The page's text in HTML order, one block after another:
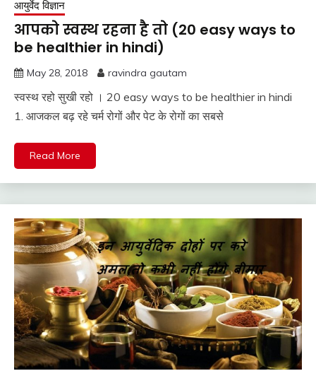
आयुर्वेद विज्ञान
आपको स्वस्थ रहना है तो (20 easy ways to
be healthier in hindi)
May 28, 2018 ravindra gautam
स्वस्थ रहो सुखी रहो । 20 easy ways to be healthier in hindi
1. आजकल बढ़ रहे चर्म रोगों और पेट के रोगों का सबसे
Read More